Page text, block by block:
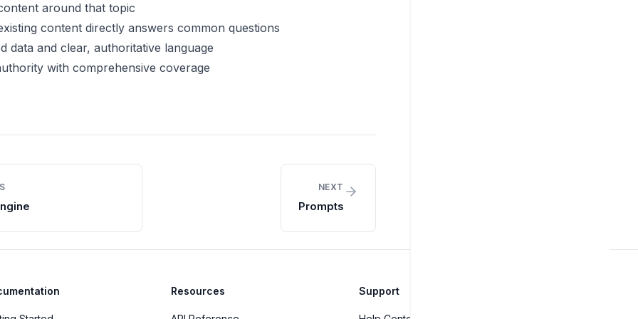
around that topic
content directly answers common questions
data and clear, authoritative language
with comprehensive coverage
NEXT
Prompts
Resources Support